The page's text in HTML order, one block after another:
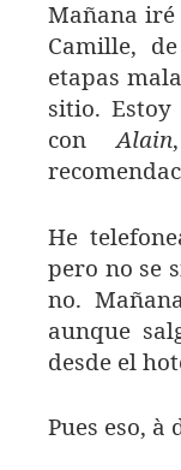
Mañana iré
Camille,
etapas
sitio.
conAlain
He
pero no se
no.
aunque
desde el
Pues eso, à